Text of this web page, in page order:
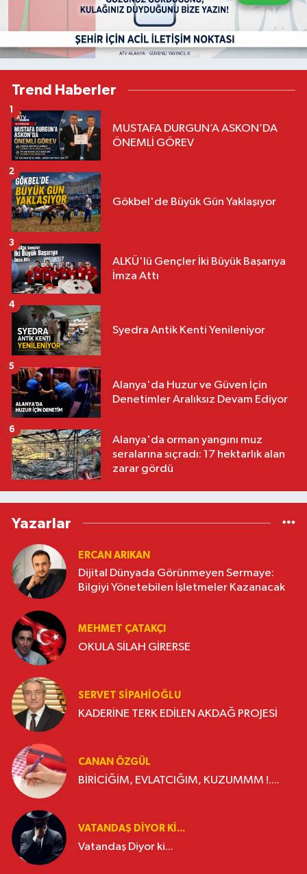
Trend Haberler
MUSTAFA DURGUN’A ASKON’DA
ÖNEMLİ GÖREV
Gökbel'de Büyük Gün Yaklaşıyor
2
ALKÜ'lü Gençler İki Büyük Başarıya
İmza Attı
3
Syedra Antik Kenti Yenileniyor
4
Alanya'da Huzur ve Güven İçin
Denetimler Aralıksız Devam Ediyor
5
Alanya'da orman yangını muz
seralarına sıçradı: 17 hektarlık alan
zarar gördü
6
Yazarlar
ERCAN ARIKAN
Dijital Dünyada Görünmeyen Sermaye:
Bilgiyi Yönetebilen İşletmeler Kazanacak
MEHMET ÇATAKÇI
OKULA SİLAH GİRERSE
SERVET SİPAHİOĞLU
KADERİNE TERK EDİLEN AKDAĞ PROJESİ
CANAN ÖZGÜL
BİRİCİĞİM, EVLATCIĞIM, KUZUMMM !....
VATANDAŞ DIYOR KI...
Vatandaş Diyor ki...